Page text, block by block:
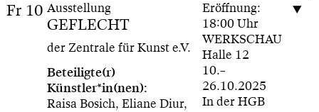
Fr 10 Ausstellung
GEFLECHT
der Zentrale für Kunst e.V.
Beteiligte(r)
Künstler*in(nen):
Raisa Bosich, Eliane Diur,
Eröffnung:
18:00 Uhr
WERKSCHAU
Halle 12
10.–
26.10.2025
In der HGB